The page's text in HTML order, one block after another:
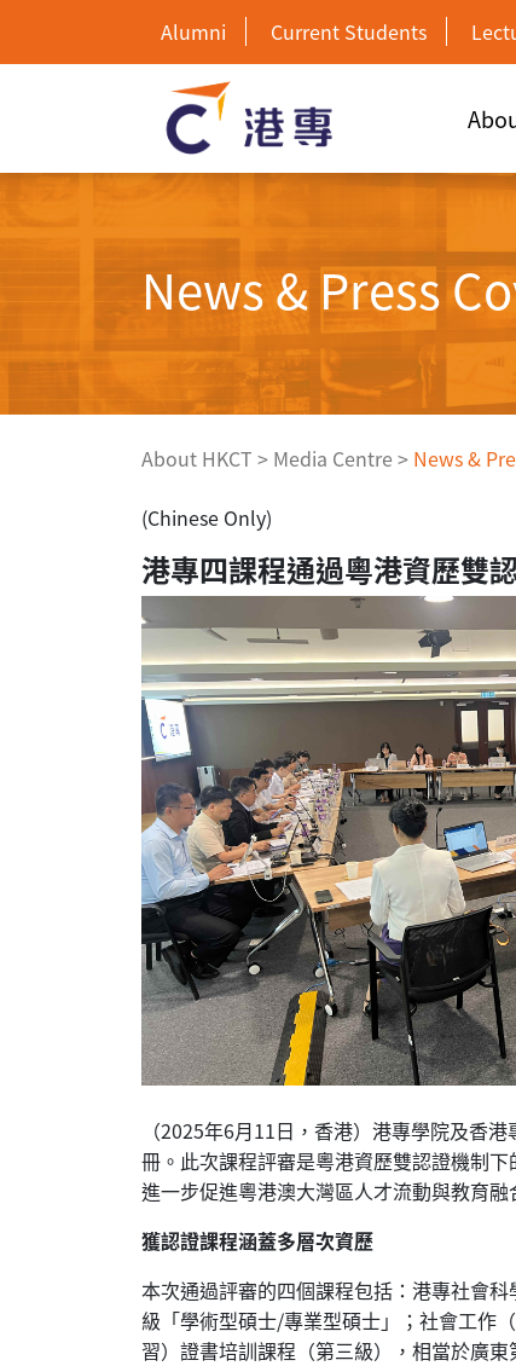
Alumni Current Students
News & Press
About HKCT > Media Centre > News &
(Chinese Only)
港專四課程通過粵港資歷雙
（2025年6月11日，香港）港專學院及香
冊。此次課程評審是粵港資歷雙認證機制
進一步促進粵港澳大灣區人才流動與教育融
獲認證課程涵蓋多層次資歷
本次通過評審的四個課程包括：港專社會
級「學術型碩士/專業型碩士」；社會工作
習）證書培訓課程（第三級），相當於廣